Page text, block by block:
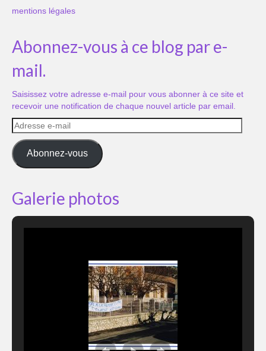
mentions légales
Abonnez-vous à ce blog par e-
mail.
Saisissez votre adresse e-mail pour vous abonner à ce site et
recevoir une notification de chaque nouvel article par email.
Adresse
e-
mail
Abonnez-vous
Galerie photos